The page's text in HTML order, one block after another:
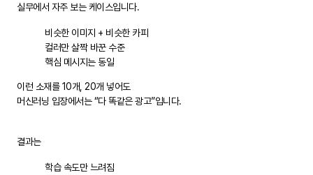
실무에서 자주 보는 케이스입니다.
비슷한 이미지 + 비슷한 카피
컬러만 살짝 바꾼 수준
핵심 메시지는 동일
이런 소재를 10개, 20개 넣어도
머신러닝 입장에서는 “다 똑같은 광고”입니다.
결과는
학습 속도만 느려짐